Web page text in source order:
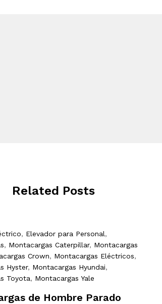
Related Posts
, Elevador para Personal,
, Montacargas Caterpillar, Montacargas
Crown, Montacargas Eléctricos,
Hyster, Montacargas Hyundai,
Toyota, Montacargas Yale
de Hombre Parado